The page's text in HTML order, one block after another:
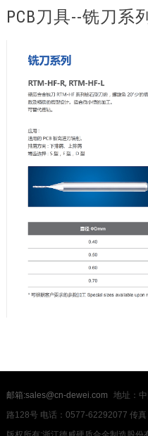
PCB刀具--铣刀系
邮箱:sales@cn-dewei.com
地址：
路128号 电话：0577-62292077 传